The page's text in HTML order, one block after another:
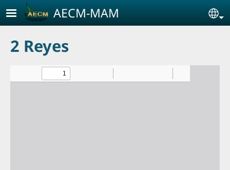
Pasar al contenido principal
AECM-MAM
2 Reyes